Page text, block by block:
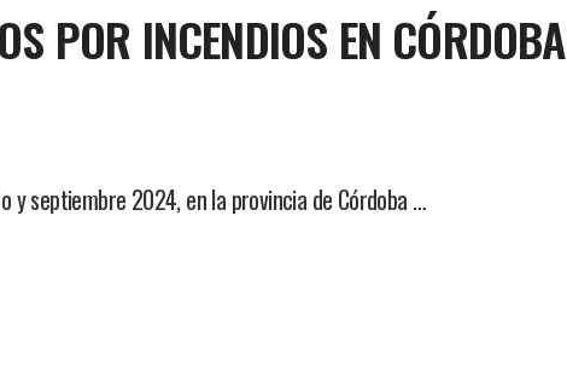
POR INCENDIOS EN CÓRDOBA
y septiembre 2024, en la provincia de Córdoba …